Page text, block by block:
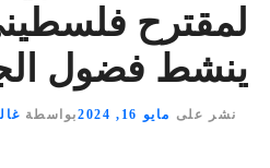
لمقترح
ينشط فضول
نشر على مايو 16, 2024 بواسطة